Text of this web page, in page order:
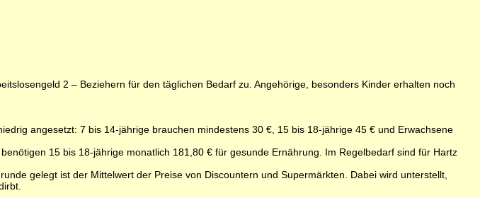
2 – Beziehern für den täglichen Bedarf zu. Angehörige, besonders Kinder erhalten noch
angesetzt: 7 bis 14-jährige brauchen mindestens 30 €, 15 bis 18-jährige 45 € und Erwachsene
15 bis 18-jährige monatlich 181,80 € für gesunde Ernährung. Im Regelbedarf sind für Hartz
gelegt ist der Mittelwert der Preise von Discountern und Supermärkten. Dabei wird unterstellt,